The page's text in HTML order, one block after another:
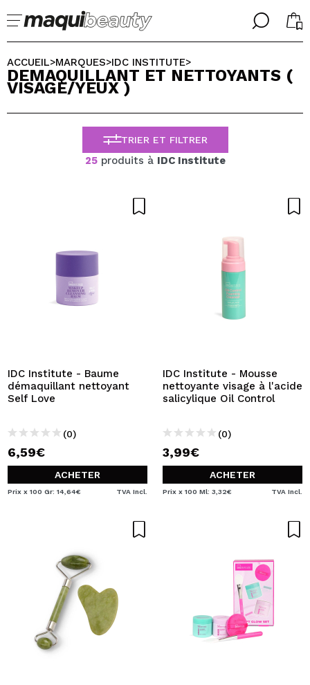
╳
J'suis déjà #maquilover, j'ai un compte
ACCUEILLIR!
je n'ai pas de compte ici
JE VEUX M'INSCRIRE
commandes et consulter vos opérations précédentes.
╳
CHOISISSEZ VOTRE LANGUE
ESPAÑOL
ENGLISH
ALEMAN
ITALIANO
ACCUEIL>MARQUES>IDC INSTITUTE>
DEMAQUILLANT ET NETTOYANTS (
VISAGE/YEUX )
TRIER ET FILTRER
25produits à IDC Institute
IDC Institute - Baume
démaquillant nettoyant
Self Love
(0)
6,59€
ACHETER
Prix x 100 Gr: 14,64€ TVA Incl.
IDC Institute - Mousse
nettoyante visage à l'acide
salicylique Oil Control
(0)
3,99€
ACHETER
Prix x 100 Ml: 3,32€ TVA Incl.